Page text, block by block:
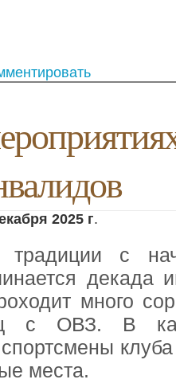
2025 г.
традиции с
декада
много
с ОВЗ. В
места.